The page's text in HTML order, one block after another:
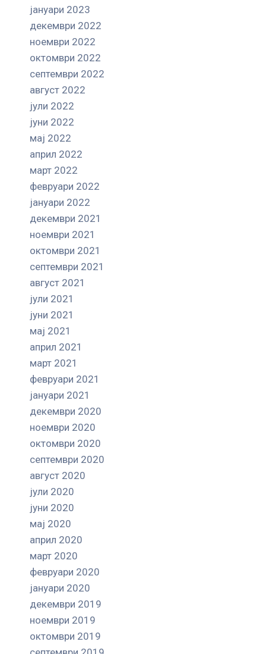
јануари 2023
декември 2022
ноември 2022
октомври 2022
септември 2022
август 2022
јули 2022
јуни 2022
мај 2022
април 2022
март 2022
февруари 2022
јануари 2022
декември 2021
ноември 2021
октомври 2021
септември 2021
август 2021
јули 2021
јуни 2021
мај 2021
април 2021
март 2021
февруари 2021
јануари 2021
декември 2020
ноември 2020
октомври 2020
септември 2020
август 2020
јули 2020
јуни 2020
мај 2020
април 2020
март 2020
февруари 2020
јануари 2020
декември 2019
ноември 2019
октомври 2019